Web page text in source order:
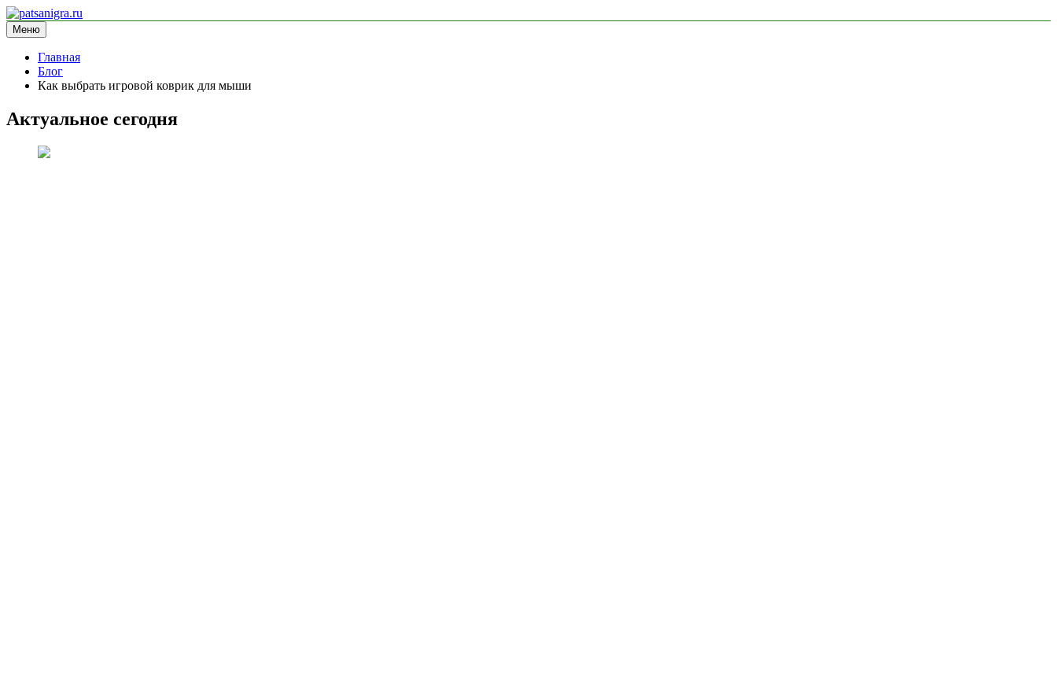
Перейти
к
содержимому
patsanigra.ru
информационный сайт
Меню
Главная
Блог
Как выбрать игровой коврик для мыши
Актуальное сегодня